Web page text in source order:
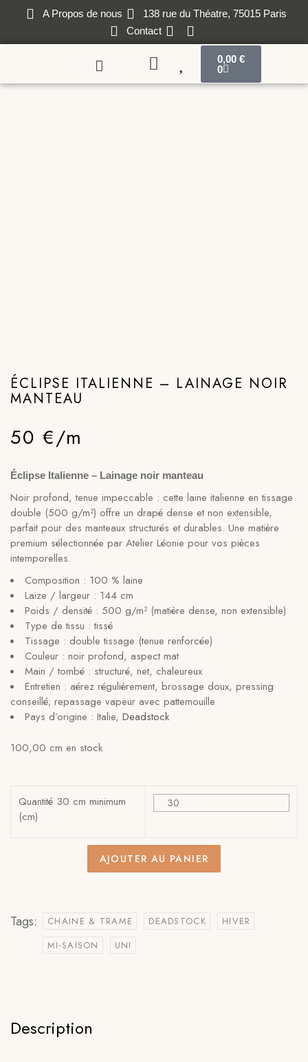
A Propos de nous
138 rue du Théatre, 75015 Paris
Contact
0,00€
0
ÉCLIPSE ITALIENNE – LAINAGE NOIR
MANTEAU
50 €/m
Éclipse Italienne – Lainage noir manteau
Noir profond, tenue impeccable : cette laine italienne en tissage
double (500 g/m²) offre un drapé dense et non extensible,
parfait pour des manteaux structurés et durables. Une matière
premium sélectionnée par Atelier Léonie pour vos pièces
intemporelles.
Composition : 100 % laine
Laize / largeur : 144 cm
Poids / densité : 500 g/m² (matière dense, non extensible)
Type de tissu : tissé
Tissage : double tissage (tenue renforcée)
Couleur : noir profond, aspect mat
Main / tombé : structuré, net, chaleureux
Entretien : aérez régulièrement, brossage doux, pressing
conseillé; repassage vapeur avec pattemouille
Pays d’origine : Italie, Deadstock
100,00 cm en stock
Quantité 30 cm minimum
(cm)
AJOUTER AU PANIER
Tags: CHAINE & TRAME DEADSTOCK
HIVER
MI-SAISON
UNI
Description